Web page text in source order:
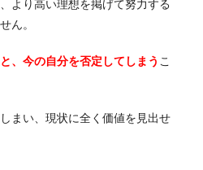
より高い理想を掲げて努力する
ん。
、今の自分を否定してしまう こ
まい、現状に全く価値を見出せ